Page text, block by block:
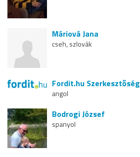
Máriová Jana
cseh, szlovák
Fordit.hu Szerkesztőség
angol
Bodrogi József
spanyol